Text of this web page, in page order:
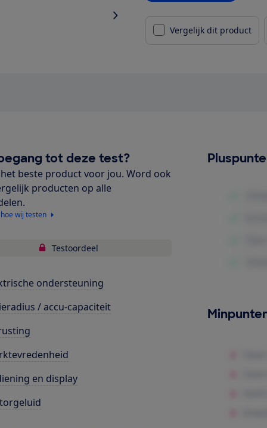
Vergelijk dit product
tot deze test?
beste product voor jou. Word ook
producten op alle
wij testen
Testoordeel
ondersteuning
/ accu-capaciteit
en display